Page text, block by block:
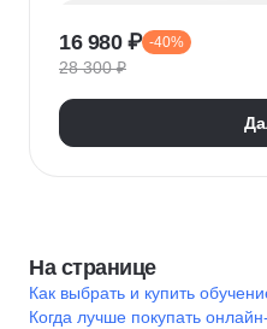
16 980 ₽ -40%
28 300 ₽
На странице
Как выбрать и купить
Когда лучше покупать